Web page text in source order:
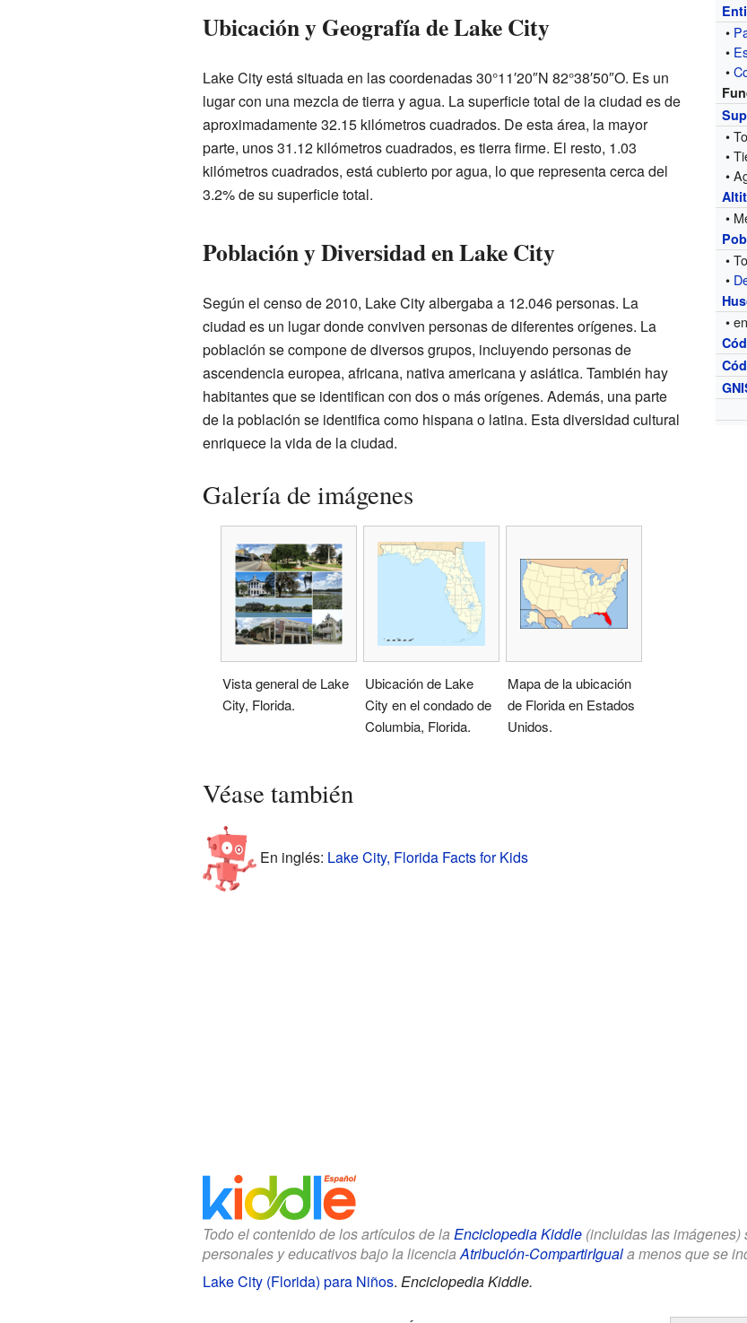
•
•
•
•
•
•
•
•
•
•
Ubicación y Geografía de Lake City
Lake City está situada en las coordenadas 30°11′20″N 82°38′50″O. Es un
lugar con una mezcla de tierra y agua. La superficie total de la ciudad es de
aproximadamente 32.15 kilómetros cuadrados. De esta área, la mayor
parte, unos 31.12 kilómetros cuadrados, es tierra firme. El resto, 1.03
kilómetros cuadrados, está cubierto por agua, lo que representa cerca del
3.2% de su superficie total.
Población y Diversidad en Lake City
Según el censo de 2010, Lake City albergaba a 12.046 personas. La
ciudad es un lugar donde conviven personas de diferentes orígenes. La
población se compone de diversos grupos, incluyendo personas de
ascendencia europea, africana, nativa americana y asiática. También hay
habitantes que se identifican con dos o más orígenes. Además, una parte
de la población se identifica como hispana o latina. Esta diversidad cultural
enriquece la vida de la ciudad.
Galería de imágenes
Vista general de Lake
City, Florida.
Ubicación de Lake
City en el condado de
Columbia, Florida.
Mapa de la ubicación
de Florida en Estados
Unidos.
Véase también
En inglés: Lake City, Florida Facts for Kids
Todo el contenido de los artículos de la Enciclopedia Kiddle(incluidas las imágenes)
personales y educativos bajo la licencia Atribución-CompartirIguala menos que se
Lake City (Florida) para Niños. Enciclopedia Kiddle.